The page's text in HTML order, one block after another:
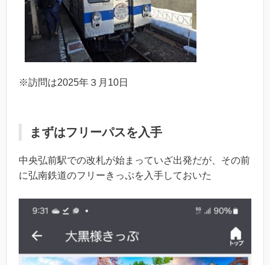
※訪問は2025年３月10日
まずはフリーパスを入手
中央弘前駅での改札が始まっていざ出発だが、その前
に弘南鉄道のフリーきっぷを入手しておいた